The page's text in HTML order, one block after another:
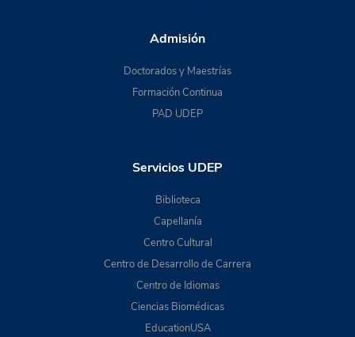
Admisión
Doctorados y Maestrías
Formación Continua
PAD UDEP
Servicios UDEP
Biblioteca
Capellanía
Centro Cultural
Centro de Desarrollo de Carrera
Centro de Idiomas
Ciencias Biomédicas
EducationUSA